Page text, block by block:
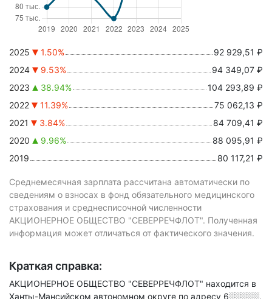
2025 1.50%
92 929,51 ₽
2024
9.53%
94 349,07 ₽
2023
38.94%
104 293,89 ₽
2022
11.39%
75 062,13 ₽
2021
3.84%
84 709,41 ₽
2020
9.96%
88 095,91 ₽
2019
80 117,21 ₽
Среднемесячная зарплата рассчитана автоматически по
сведениям о взносах в фонд обязательного медицинского
страхования и среднесписочной численности
АКЦИОНЕРНОЕ ОБЩЕСТВО "СЕВЕРРЕЧФЛОТ". Полученная
информация может отличаться от фактического значения.
Краткая справка:
АКЦИОНЕРНОЕ ОБЩЕСТВО "СЕВЕРРЕЧФЛОТ" находится в
Ханты-Мансийском автономном округе по адресу 6░░░░░,